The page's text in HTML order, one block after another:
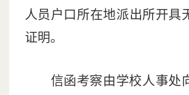
人员户口所在地派出所开具
证明。
信函考察由学校人事处